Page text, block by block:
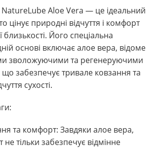
Aloe Vera — це ідеальний
цінує природні відчуття і комфорт
близькості. Його спеціальна
основі включає алое вера, відоме
зволожуючими та регенеруючими
забезпечує тривале ковзання та
сухості.
та комфорт: Завдяки алое вера,
не тільки забезпечує відмінне